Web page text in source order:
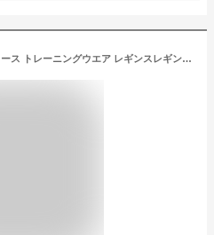
ECHT フィットネス レディース トレーニングウエア レギンスレギンス レディース スポーツ レギンス ハイウエスト タイツマックスストレッチ ステルス カモフラージュ レギンス 迷彩ボディビル レディース フィジーク 【取寄】【ボトムス単品】